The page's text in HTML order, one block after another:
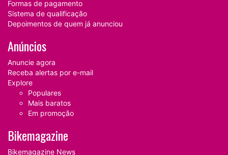
Formas de pagamento
Sistema de qualificação
Depoimentos de quem já anunciou
Anúncios
Anuncie agora
Receba alertas por e-mail
Explore
Populares
Mais baratos
Em promoção
Bikemagazine
Bikemagazine News